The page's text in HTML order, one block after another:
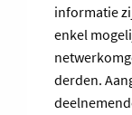
informatie
enkel
derden.